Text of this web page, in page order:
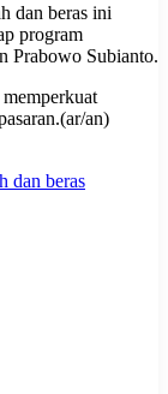
dan beras ini
program
Prabowo Subianto.
an)
dan beras